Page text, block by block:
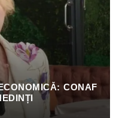
CONAF